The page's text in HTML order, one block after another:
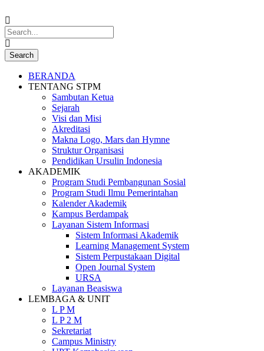
BERANDA
TENTANG STPM
Sambutan Ketua
Sejarah
Visi dan Misi
Akreditasi
Makna Logo, Mars dan Hymne
Struktur Organisasi
Pendidikan Ursulin Indonesia
AKADEMIK
Program Studi Pembangunan Sosial
Program Studi Ilmu Pemerintahan
Kalender Akademik
Kampus Berdampak
Layanan Sistem Informasi
Sistem Informasi Akademik
Learning Management System
Sistem Perpustakaan Digital
Open Journal System
URSA
Layanan Beasiswa
LEMBAGA & UNIT
L P M
L P 2 M
Sekretariat
Campus Ministry